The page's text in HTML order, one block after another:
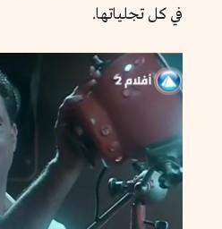
في كل تجلياتها.